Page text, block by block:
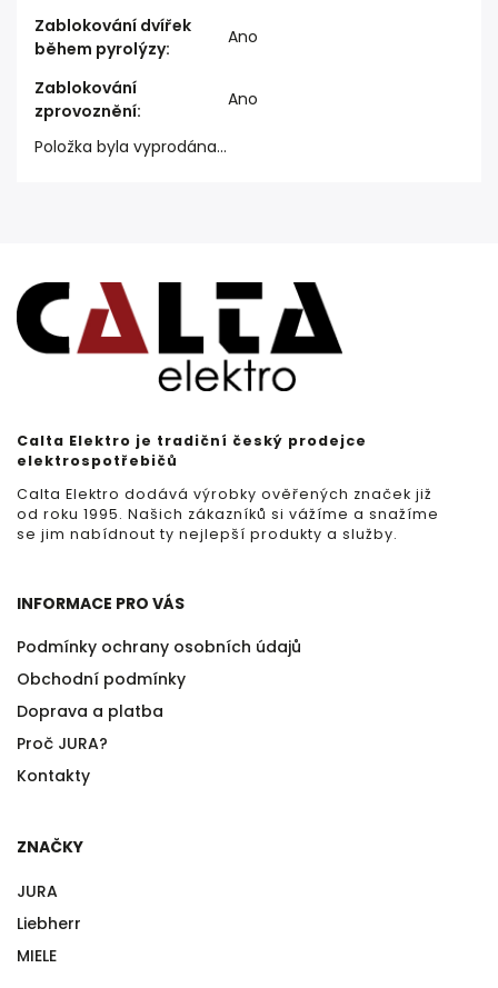
Zablokování dvířek
během pyrolýzy:
Ano
Zablokování
zprovoznění:
Ano
Položka byla vyprodána…
Calta Elektro je tradiční český prodejce
elektrospotřebičů
Calta Elektro dodává výrobky ověřených značek již
od roku 1995. Našich zákazníků si vážíme a snažíme
se jim nabídnout ty nejlepší produkty a služby.
INFORMACE PRO VÁS
Podmínky ochrany osobních údajů
Obchodní podmínky
Doprava a platba
Proč JURA?
Kontakty
ZNAČKY
JURA
Liebherr
MIELE